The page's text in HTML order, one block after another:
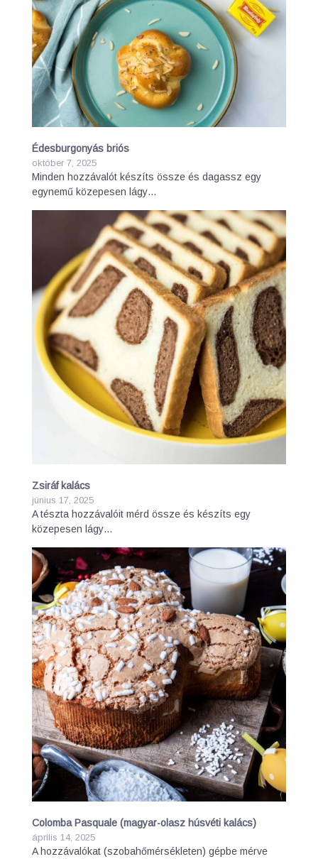
Édesburgonyás briós
október 7, 2025
Minden hozzávalót készíts össze és dagassz egy
egynemű közepesen lágy…
Zsiráf kalács
június 17, 2025
A tészta hozzávalóit mérd össze és készíts egy
közepesen lágy…
Colomba Pasquale (magyar-olasz húsvéti kalács)
április 14, 2025
A hozzávalókat (szobahőmérsékleten) gépbe mérve